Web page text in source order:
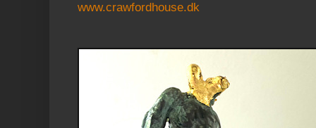
www.crawfordhouse.dk